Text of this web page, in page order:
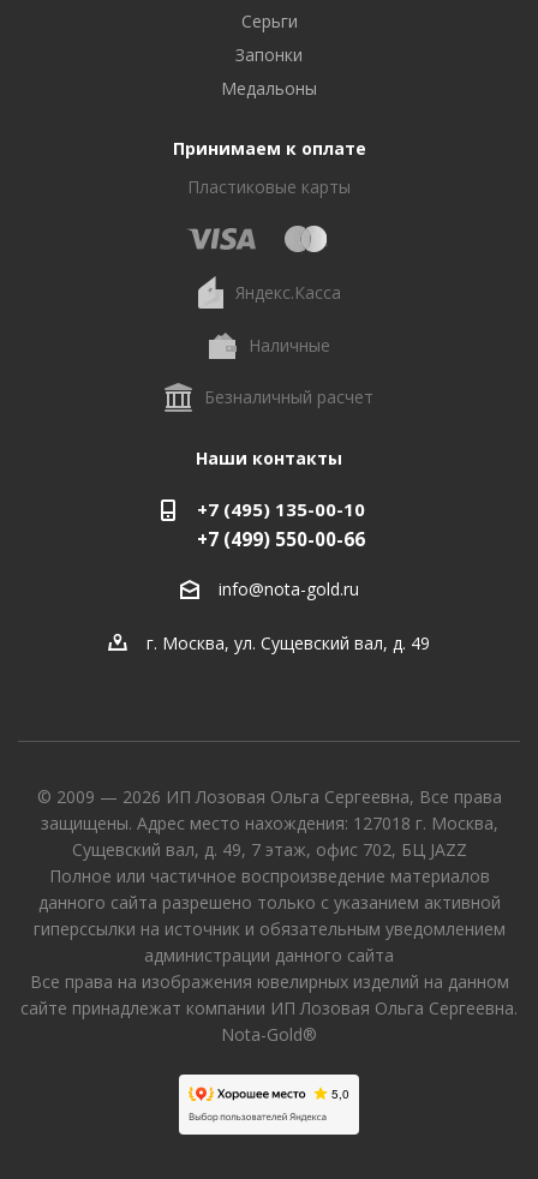
Серьги
Запонки
Медальоны
Принимаем к оплате
Пластиковые карты
Яндекс.Касса
Наличные
Безналичный расчет
Наши контакты
+7 (495) 135-00-10
+7 (499) 550-00-66
info@nota-gold.ru
г. Москва, ул. Сущевский вал, д. 49
© 2009 — 2026 ИП Лозовая Ольга Сергеевна, Все права
защищены. Адрес место нахождения: 127018 г. Москва,
Сущевский вал, д. 49, 7 этаж, офис 702, БЦ JAZZ
Полное или частичное воспроизведение материалов
данного сайта разрешено только с указанием активной
гиперссылки на источник и обязательным уведомлением
администрации данного сайта
Все права на изображения ювелирных изделий на данном
сайте принадлежат компании ИП Лозовая Ольга Сергеевна.
Nota-Gold®